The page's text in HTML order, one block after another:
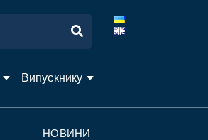
Випускнику
НОВИНИ